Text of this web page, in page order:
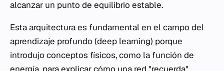
alcanzar un punto de equilibrio estable.
Esta arquitectura es fundamental en el campo del
aprendizaje profundo (deep learning) porque
introdujo conceptos físicos, como la función de